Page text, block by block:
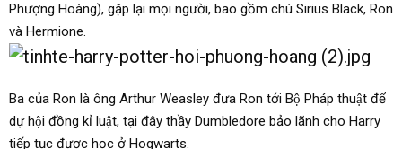
Phượng Hoàng), gặp lại mọi người, bao gồm chú Sirius Black, Ron
và Hermione.
Ba của Ron là ông Arthur Weasley đưa Ron tới Bộ Pháp thuật để
dự hội đồng kỉ luật, tại đây thầy Dumbledore bảo lãnh cho Harry
tiếp tục được học ở Hogwarts.